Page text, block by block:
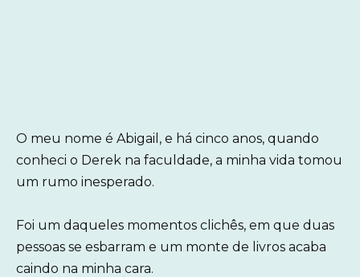
O meu nome é Abigail, e há cinco anos, quando
conheci o Derek na faculdade, a minha vida tomou
um rumo inesperado.
Foi um daqueles momentos clichês, em que duas
pessoas se esbarram e um monte de livros acaba
caindo na minha cara.